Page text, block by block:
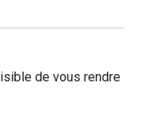
de vous rendre